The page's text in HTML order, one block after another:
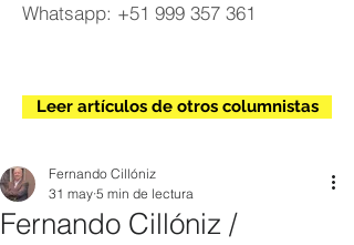
Whatsapp: +51 999 357 361
Leer artículos de otros columnistas
Fernando Cillóniz /
Fernando Cillóniz
31 may 5 min de lectura